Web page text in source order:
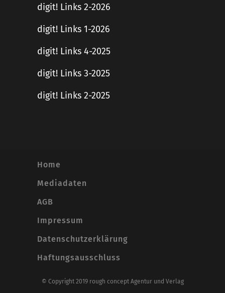
digit! Links 2-2026
digit! Links 1-2026
digit! Links 4-2025
digit! Links 3-2025
digit! Links 2-2025
Home
Mediadaten
AGB
Impressum
Datenschutzerklärung
Haftungsausschluss
© Copyright 2019 rough concept Agentur und Verlag